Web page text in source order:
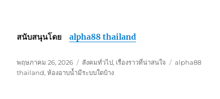
สนับสนุนโดยalpha88 thailand
เขียน
เมื่อ
พฤษภาคม 26, 2026
หมวด
หมู่
สังคมทั่วไป, เรื่องราวที่น่าสนใจ
ป้าย
alpha88
thailand,ห้องอาบน้ำมีระบบใดบ้าง